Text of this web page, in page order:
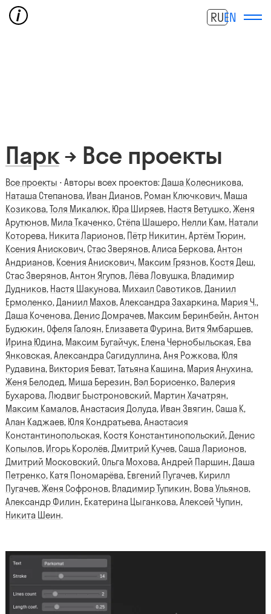
RUEN
Парк→ Все проекты
Все проекты ⋅ Авторы всех проектов:Даша Колесникова,
Наташа Степанова, Иван Дианов, Роман Ключкович, Маша
Козикова,Толя Микалюк, Юра Ширяев, Настя Ветушко,Женя
Арутюнов, Мила Ткаченко, Стёпа Шашеро, Нелли Кам, Натали
Которева, Никита Ларионов, Пётр Никитин,Артём Тюрин,
Ксения Анискович, Стас Зверянов,Алиса Беркова,Антон
Андрианов, Ксения Анискович, Максим Грязнов, Костя Деш,
Стас Зверянов,Антон Ягупов,Лёва Ловушка, Владимир
Дудников, Настя Шакунова, Михаил Савотиков,Даниил
Ермоленко,Даниил Махов,Александра Захаркина, Мария Ч.,
Даша Коченова,Денис Домрачев, Максим Беринбейн,Антон
Будюкин, Офеля Галоян, Елизавета Фурина, Витя Ямбаршев,
Ирина Юдина, Максим Бугайчук, Елена Чернобыльская, Ева
Янковская,Александра Сагидуллина,Аня Рожкова, Юля
Рудавина, Виктория Беват,Татьяна Кашина, Мария Анухина,
Женя Белодед, Миша Березин, Вэл Борисенко, Валерия
Бухарова,Людвиг Быстроновский, Мартин Хачатрян,
Максим Камалов,Анастасия Долуда, Иван Звягин, Саша К,
Алан Каджаев, Юля Кондратьева,Анастасия
Константинопольская, Костя Константинопольский,Денис
Копылов, Игорь Королёв,Дмитрий Кучев, Саша Ларионов,
Дмитрий Московский, Ольга Мохова,Андрей Паршин,Даша
Петренко, Катя Пономарёва, Евгений Пугачев, Кирилл
Пугачев,Женя Софронов, Владимир Тупикин, Вова Ульянов,
Александр Филин, Екатерина Цыганкова,Алексей Чупин,
Никита Шеин.